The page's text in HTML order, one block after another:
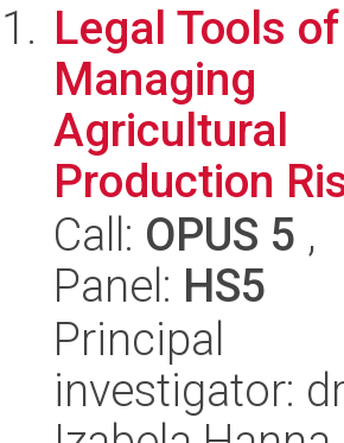
Legal Tools of
Managing
Agricultural
Production
Call: OPUS 5 ,
Panel: HS5
Principal
investigator: